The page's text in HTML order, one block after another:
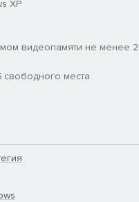
XP
видеопамяти не менее
свободного места